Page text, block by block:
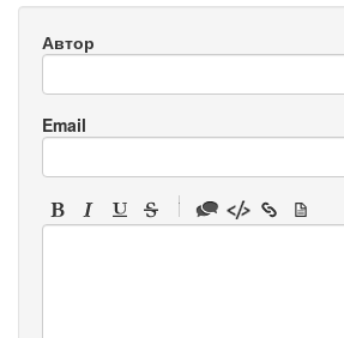
Автор
Email
-
-